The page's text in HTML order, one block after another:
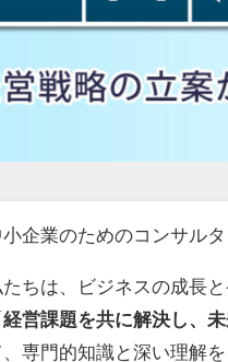
小企業のためのコンサル
たちは、ビジネスの成長
経営課題を共に解決し、
、専門的知識と深い理解